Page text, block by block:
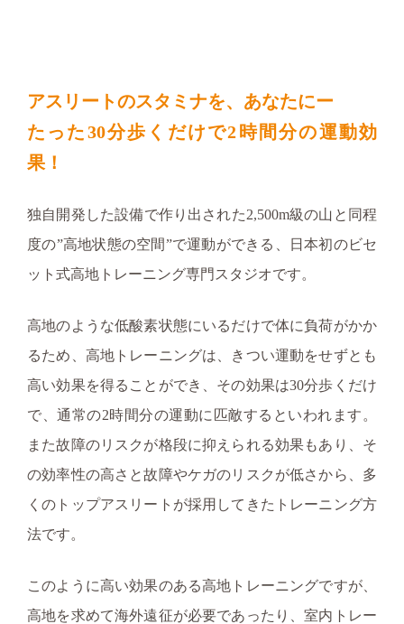
アスリートのスタミナを、あなたにー
たった30分歩くだけで2時間分の運動効
果！
独自開発した設備で作り出された2,500m級の山と同程
度の”高地状態の空間”で運動ができる、日本初のビセ
ット式高地トレーニング専門スタジオです。
高地のような低酸素状態にいるだけで体に負荷がかか
るため、高地トレーニングは、きつい運動をせずとも
高い効果を得ることができ、その効果は30分歩くだけ
で、通常の2時間分の運動に匹敵するといわれます。
また故障のリスクが格段に抑えられる効果もあり、そ
の効率性の高さと故障やケガのリスクが低さから、多
くのトップアスリートが採用してきたトレーニング方
法です。
このように高い効果のある高地トレーニングですが、
高地を求めて海外遠征が必要であったり、室内トレー